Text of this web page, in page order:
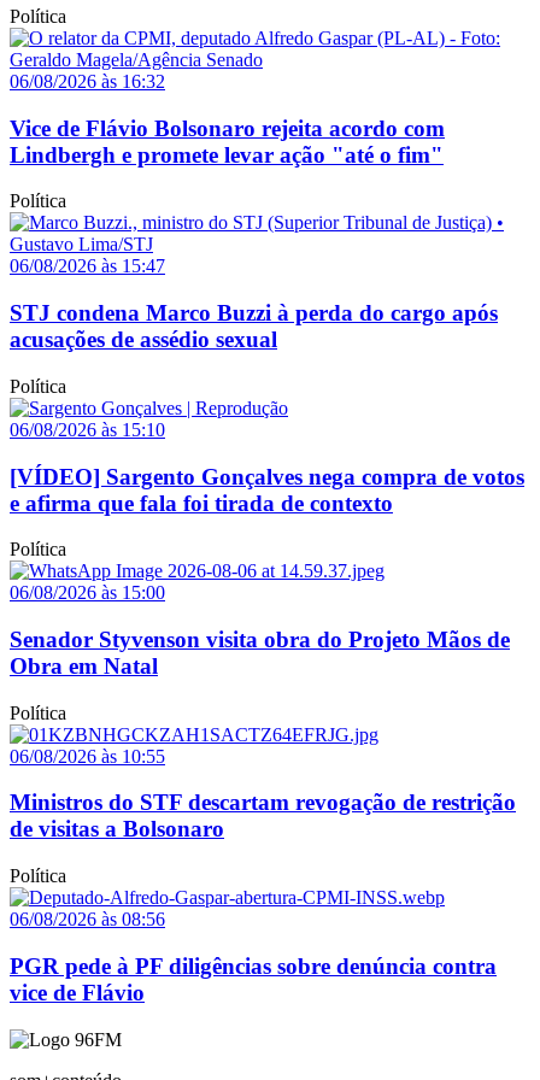
Política
06/08/2026 às 16:32
Vice de Flávio Bolsonaro rejeita acordo com
Lindbergh e promete levar ação "até o fim"
Política
06/08/2026 às 15:47
STJ condena Marco Buzzi à perda do cargo após
acusações de assédio sexual
Política
06/08/2026 às 15:10
[VÍDEO] Sargento Gonçalves nega compra de votos
e afirma que fala foi tirada de contexto
Política
06/08/2026 às 15:00
Senador Styvenson visita obra do Projeto Mãos de
Obra em Natal
Política
06/08/2026 às 10:55
Ministros do STF descartam revogação de restrição
de visitas a Bolsonaro
Política
06/08/2026 às 08:56
PGR pede à PF diligências sobre denúncia contra
vice de Flávio